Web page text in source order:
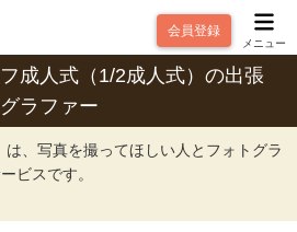
会員登録
メニュー
成人式（1/2成人式）の出張
ラファー
、写真を撮ってほしい人とフォトグラ
ビスです。